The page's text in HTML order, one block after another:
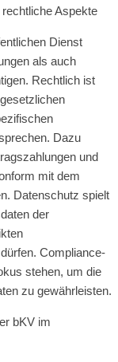
Aspekte
Dienst
als auch
Rechtlich ist
Dazu
und
mit dem
Datenschutz spielt
der
Compliance-
stehen, um die
zu gewährleisten.
bKV im